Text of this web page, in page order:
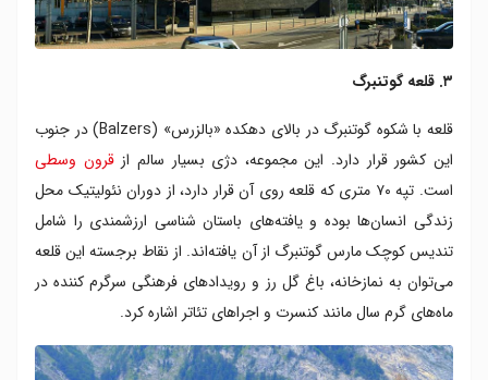
۳. قلعه گوتنبرگ
قلعه با شکوه گوتنبرگ در بالای دهکده «بالزرس» (Balzers) در جنوب
این کشور قرار دارد. این مجموعه، دژی بسیار سالم ازقرون وسطی
است. تپه ۷۰ متری که قلعه روی آن قرار دارد، از دوران نئولیتیک محل
زندگی انسان‌ها بوده و یافته‌های باستان‌ شناسی ارزشمندی را شامل
تندیس کوچک مارس گوتنبرگ از آن یافته‌اند. از نقاط برجسته این قلعه
می‌توان به نمازخانه، باغ گل رز و رویدادهای فرهنگی سرگرم کننده در
ماه‌های گرم سال مانند کنسرت و اجراهای تئاتر اشاره کرد.